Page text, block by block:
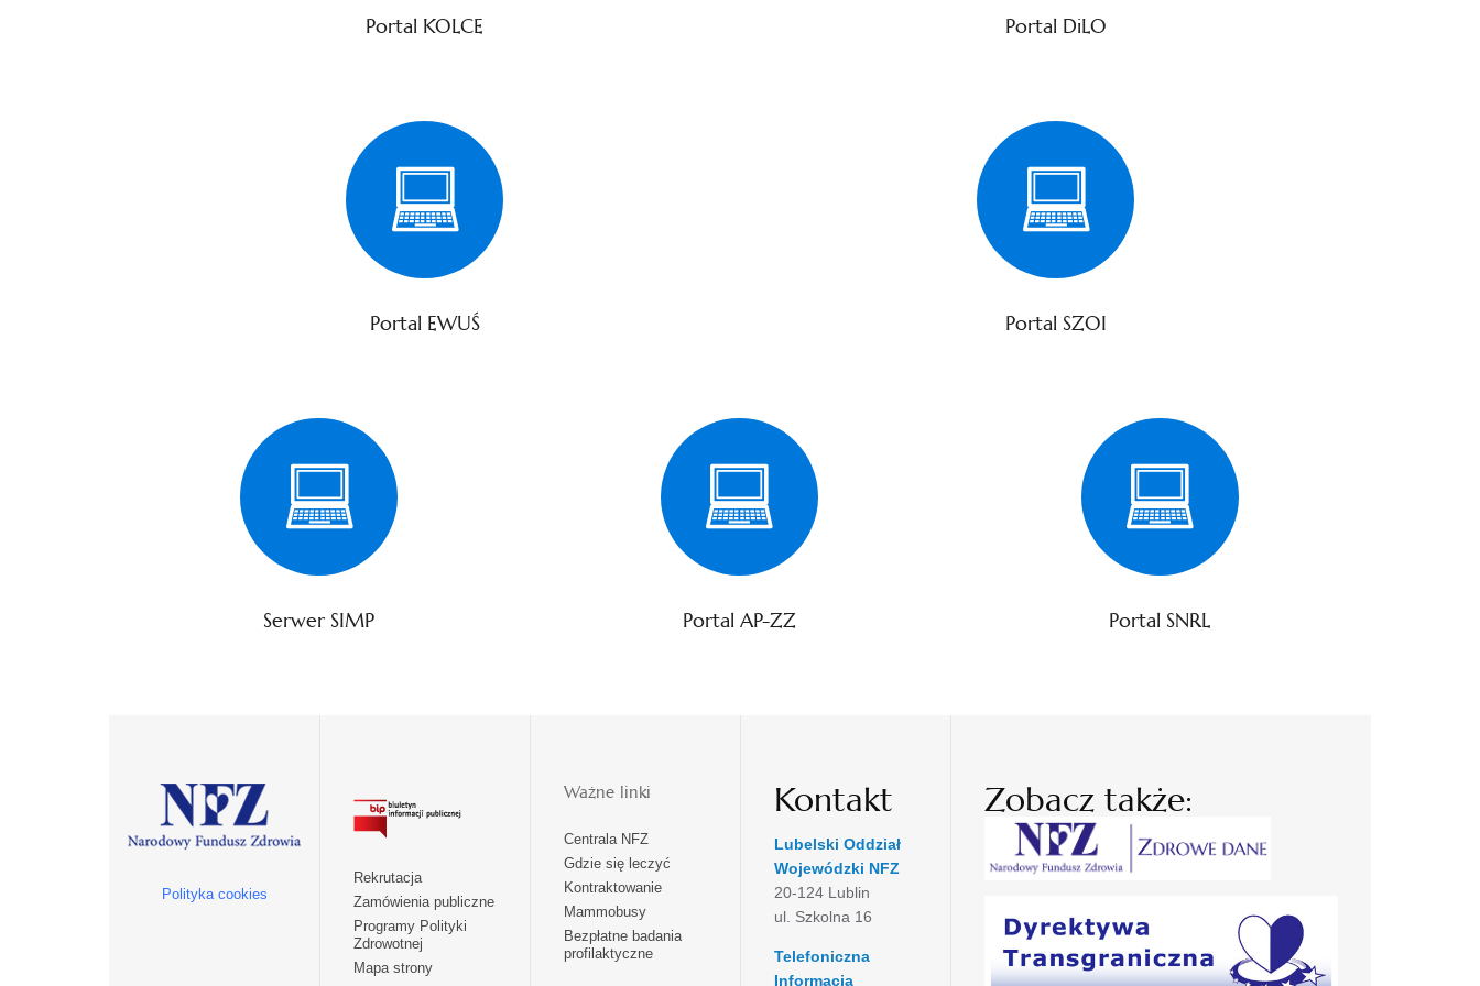
Portal KOLCE Portal DiLO
Portal EWUŚ Portal SZOI
Serwer SIMP Portal AP-ZZ Portal SNRL
Polityka cookies
Rekrutacja
Zamówienia publiczne
Programy Polityki
Zdrowotnej
Mapa strony
Ważne linki
Centrala NFZ
Gdzie się leczyć
Kontraktowanie
Mammobusy
Bezpłatne badania
profilaktyczne
Kontakt
Lubelski Oddział
Wojewódzki NFZ
20-124 Lublin
ul. Szkolna 16
Telefoniczna
Informacja
Zobacz także: